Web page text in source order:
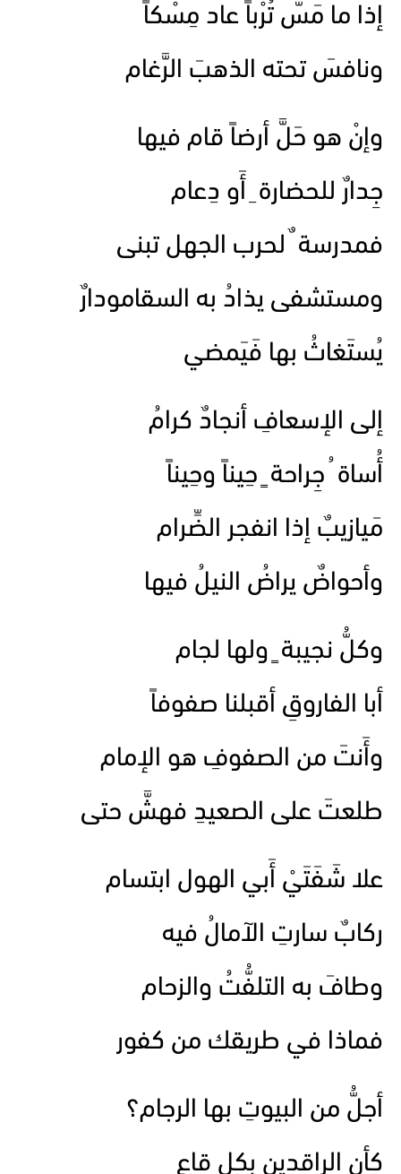
إذا ما مَسّ تُرْباً عاد مِسْكاً
ونافسَ تحته الذهبَ الرَّغام
وإنْ هو حَلَّ أرضاً قام فيها
جِدارٌ للحضارة ِ أَو دِعام
فمدرسة ٌ لحرب الجهل تبنى
ومستشفى يذادُ به السقامودارٌ
يُستَغاثُ بها فَيَمضي
إلى الإسعافِ أنجادٌ كرامُ
أُساة ُ جِراحة ٍ حِيناً وحِيناً
مَيازيبٌ إذا انفجر الضِّرام
وأحواضٌ يراضُ النيلُ فيها
وكلُّ نجيبة ٍ ولها لجام
أبا الفاروقِ أقبلنا صفوفاً
وأَنتَ من الصفوفِ هو الإمام
طلعتَ على الصعيدِ فهشَّ حتى
علا شَفَتَيْ أَبي الهول ابتسام
ركابٌ سارتِ الآمالُ فيه
وطافَ به التلفُّتُ والزحام
فماذا في طريقك من كفور
أجلُّ من البيوتِ بها الرجام؟
كأن الراقدين بكل قاعٍ